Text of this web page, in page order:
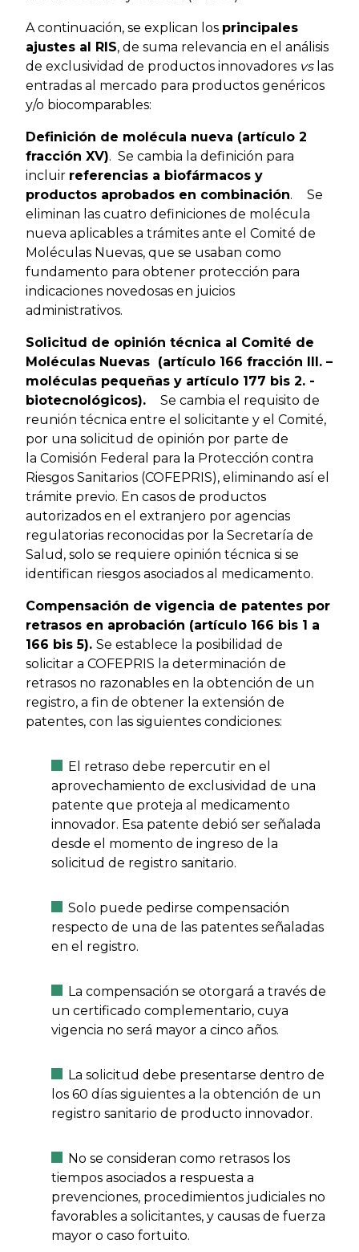
A continuación, se explican los principales
ajustes al RIS, de suma relevancia en el análisis
de exclusividad de productos innovadores vslas
entradas al mercado para productos genéricos
y/o biocomparables:
Definición de molécula nueva (artículo 2
fracción XV). Se cambia la definición para
incluir referencias a biofármacos y
productos aprobados en combinación.
Se
eliminan las cuatro definiciones de molécula
nueva aplicables a trámites ante el Comité de
Moléculas Nuevas, que se usaban como
fundamento para obtener protección para
indicaciones novedosas en juicios
administrativos.
Solicitud de opinión técnica al Comité de
Moléculas Nuevas (artículo 166 fracción III. –
moléculas pequeñas y artículo 177 bis 2. -
biotecnológicos).
Se cambia el requisito de
reunión técnica entre el solicitante y el Comité,
por una solicitud de opinión por parte de
la Comisión Federal para la Protección contra
Riesgos Sanitarios (COFEPRIS), eliminando así el
trámite previo. En casos de productos
autorizados en el extranjero por agencias
regulatorias reconocidas por la Secretaría de
Salud, solo se requiere opinión técnica si se
identifican riesgos asociados al medicamento.
Compensación de vigencia de patentes por
retrasos en aprobación (artículo 166 bis 1 a
166 bis 5). Se establece la posibilidad de
solicitar a COFEPRIS la determinación de
retrasos no razonables en la obtención de un
registro, a fin de obtener la extensión de
patentes, con las siguientes condiciones:
El retraso debe repercutir en el
aprovechamiento de exclusividad de una
patente que proteja al medicamento
innovador. Esa patente debió ser señalada
desde el momento de ingreso de la
solicitud de registro sanitario.
Solo puede pedirse compensación
respecto de una de las patentes señaladas
en el registro.
La compensación se otorgará a través de
un certificado complementario, cuya
vigencia no será mayor a cinco años.
La solicitud debe presentarse dentro de
los 60 días siguientes a la obtención de un
registro sanitario de producto innovador.
No se consideran como retrasos los
tiempos asociados a respuesta a
prevenciones, procedimientos judiciales no
favorables a solicitantes, y causas de fuerza
mayor o caso fortuito.